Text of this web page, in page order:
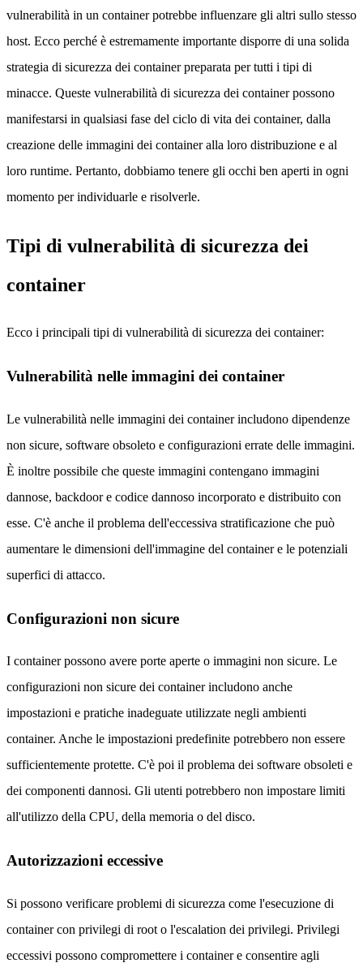
vulnerabilità in un container potrebbe influenzare gli altri sullo stesso
host. Ecco perché è estremamente importante disporre di una solida
strategia di sicurezza dei container preparata per tutti i tipi di
minacce. Queste vulnerabilità di sicurezza dei container possono
manifestarsi in qualsiasi fase del ciclo di vita dei container, dalla
creazione delle immagini dei container alla loro distribuzione e al
loro runtime. Pertanto, dobbiamo tenere gli occhi ben aperti in ogni
momento per individuarle e risolverle.
Tipi di vulnerabilità di sicurezza dei
container
Ecco i principali tipi di vulnerabilità di sicurezza dei container:
Vulnerabilità nelle immagini dei container
Le vulnerabilità nelle immagini dei container includono dipendenze
non sicure, software obsoleto e configurazioni errate delle immagini.
È inoltre possibile che queste immagini contengano immagini
dannose, backdoor e codice dannoso incorporato e distribuito con
esse. C'è anche il problema dell'eccessiva stratificazione che può
aumentare le dimensioni dell'immagine del container e le potenziali
superfici di attacco.
Configurazioni non sicure
I container possono avere porte aperte o immagini non sicure. Le
configurazioni non sicure dei container includono anche
impostazioni e pratiche inadeguate utilizzate negli ambienti
container. Anche le impostazioni predefinite potrebbero non essere
sufficientemente protette. C'è poi il problema dei software obsoleti e
dei componenti dannosi. Gli utenti potrebbero non impostare limiti
all'utilizzo della CPU, della memoria o del disco.
Autorizzazioni eccessive
Si possono verificare problemi di sicurezza come l'esecuzione di
container con privilegi di root o l'escalation dei privilegi. Privilegi
eccessivi possono compromettere i container e consentire agli